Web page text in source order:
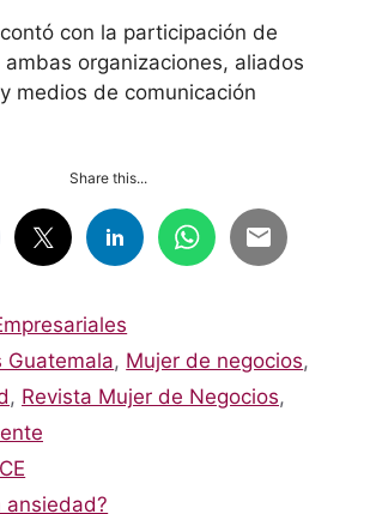
con la participación de
organizaciones, aliados
medios de comunicación
Share this...
Guatemala, Mujer de negocios,
, Revista Mujer de Negocios,
ansiedad?